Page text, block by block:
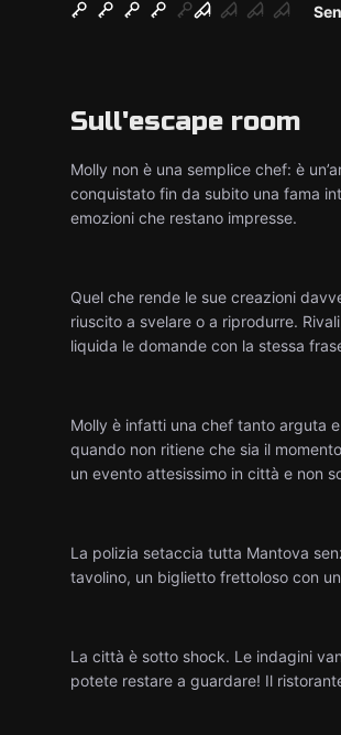
Sull'escape room
Molly non è una semplice chef: è
conquistato fin da subito una fama
emozioni che restano impresse.
Quel che rende le sue creazioni
riuscito a svelare o a riprodurre.
liquida le domande con la stessa
Molly è infatti una chef tanto arguta
quando non ritiene che sia il
un evento attesissimo in città e non
La polizia setaccia tutta Mantova
tavolino, un biglietto frettoloso con
La città è sotto shock. Le indagini
potete restare a guardare! Il